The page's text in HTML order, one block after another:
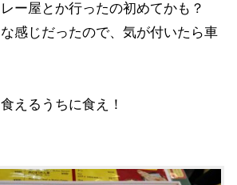
ー屋とか行ったの初めてかも？
感じだったので、気が付いたら車
えるうちに食え！